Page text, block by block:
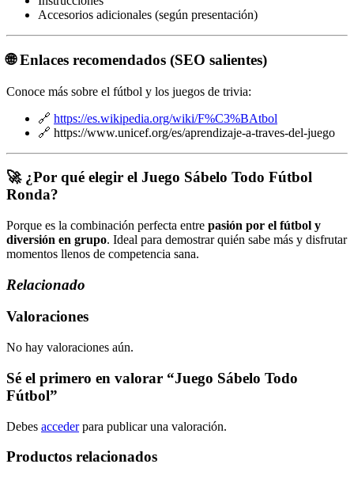
Accesorios adicionales (según presentación)
🌐 Enlaces recomendados (SEO salientes)
Conoce más sobre el fútbol y los juegos de trivia:
🔗 https://es.wikipedia.org/wiki/F%C3%BAtbol
🔗 https://www.unicef.org/es/aprendizaje-a-traves-del-juego
🚀 ¿Por qué elegir el Juego Sábelo Todo Fútbol
Ronda?
Porque es la combinación perfecta entre pasión por el fútbol y
diversión en grupo. Ideal para demostrar quién sabe más y disfrutar
momentos llenos de competencia sana.
Relacionado
Valoraciones
No hay valoraciones aún.
Sé el primero en valorar “Juego Sábelo Todo
Fútbol”
Debes accederpara publicar una valoración.
Productos relacionados